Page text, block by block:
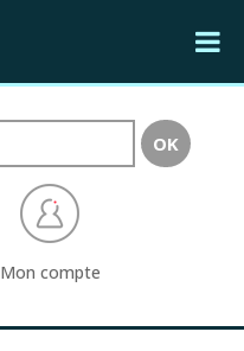
Mon compte